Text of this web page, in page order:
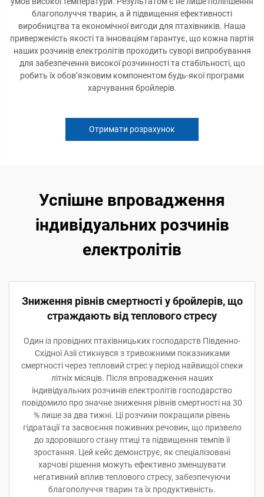
благополуччя тварин, а й підвищення ефективності
виробництва та економічної вигоди для птахівників. Наша
приверженість якості та інноваціям гарантує, що кожна партія
наших розчинів електролітів проходить суворі випробування
для забезпечення високої розчинності та стабільності, що
робить їх обов’язковим компонентом будь-якої програми
харчування бройлерів.
Отримати розрахунок
Успішне впровадження
індивідуальних розчинів
електролітів
Зниження рівнів смертності у бройлерів, що
страждають від теплового стресу
Один із провідних птахівницьких господарств Південно-
Східної Азії стикнувся з тривожними показниками
смертності через тепловий стрес у період найвищої спеки
літніх місяців. Після впровадження наших
індивідуальних розчинів електролітів господарство
повідомило про значне зниження рівнів смертності на 30
% лише за два тижні. Ці розчини покращили рівень
гідратації та засвоєння поживних речовин, що призвело
до здоровішого стану птиці та підвищення темпів її
зростання. Цей кейс демонструє, як спеціалізовані
харчові рішення можуть ефективно зменшувати
негативний вплив теплового стресу, забезпечуючи
благополуччя тварин та їх продуктивність.